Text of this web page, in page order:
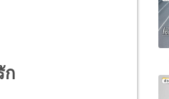
ก